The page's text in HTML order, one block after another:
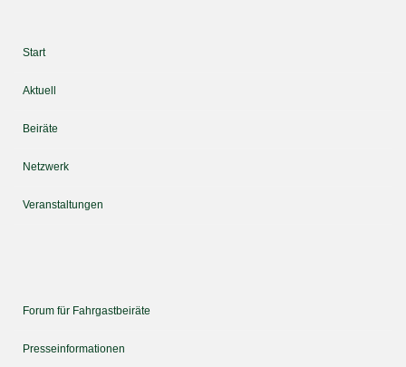
Start
Aktuell
Beiräte
Netzwerk
Veranstaltungen
Forum für Fahrgastbeiräte
Presseinformationen